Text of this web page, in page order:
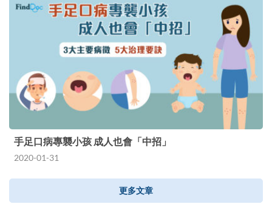
手足口病專襲小孩 成人也會「中招」
2020-01-31
更多文章